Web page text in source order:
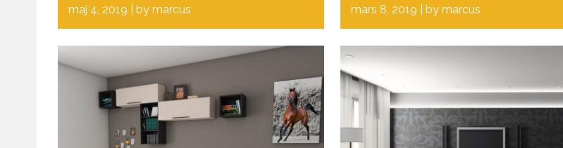
maj 4, 2019 by marcus mars 8, 2019 by marcus